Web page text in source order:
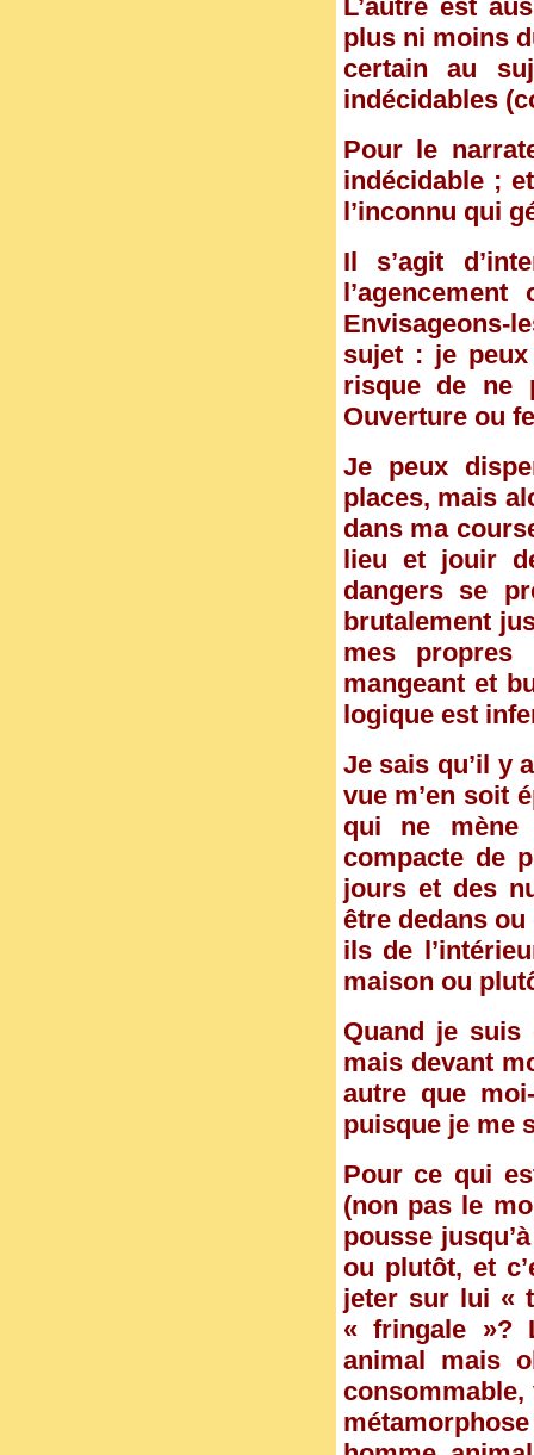
L’autre est
plus ni moins
certain au
indécidables
Pour le
indécidable ;
l’inconnu qui
Il s’agit
Envisageons-
sujet : je
risque de ne
Ouverture ou
Je peux
places, mais
dans ma
lieu et jouir
dangers se
brutalement
mes propres
mangeant et
logique est
Je sais qu’il y
vue m’en soit
qui ne mène
compacte de
jours et des
être dedans ou
ils de
maison ou
Quand je suis
mais devant
autre que
puisque je me
Pour ce qui
(non pas le
pousse
ou plutôt, et
jeter sur lui «
« fringale »?
animal mais